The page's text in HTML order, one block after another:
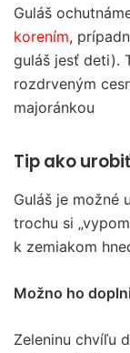
Guláš
korením,
guláš jesť deti).
rozdrveným
majoránkou
Tip ako
Guláš je možné
trochu si
k zemiakom
Možno ho
Zeleninu chvíľu